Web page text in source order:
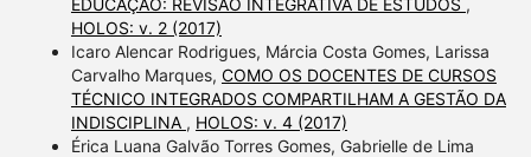
HOLOS: v. 2 (2017)
Icaro Alencar Rodrigues, Márcia Costa Gomes, Larissa
Carvalho Marques, COMO OS DOCENTES DE CURSOS
TÉCNICO INTEGRADOS COMPARTILHAM A GESTÃO DA
INDISCIPLINA , HOLOS: v. 4 (2017)
Érica Luana Galvão Torres Gomes, Gabrielle de Lima